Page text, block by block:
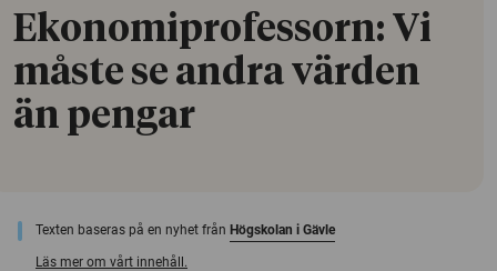
Ekonomiprofessorn: Vi
måste se andra värden
än pengar
Texten baseras på en nyhet från Högskolan i Gävle
Läs mer om vårt innehåll.